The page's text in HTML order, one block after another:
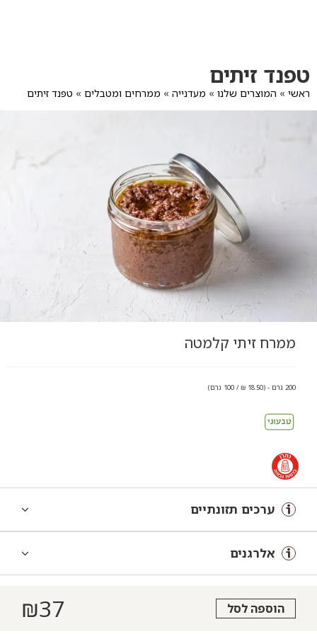
לתפריט
הקטגוריות
לפרטי
המוצר
טפנד זיתים
ראשי » המוצרים שלנו » מעדנייה » ממרחים ומטבלים » טפנד זיתים
ממרח זיתי קלמטה
200 גרם - (18.50 ₪ / 100 גרם)
ערכים תזונתיים
אלרגנים
הוספה לסל 37
₪